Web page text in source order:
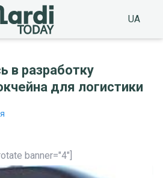
UA
в разработку
для логистики
banner="4"]